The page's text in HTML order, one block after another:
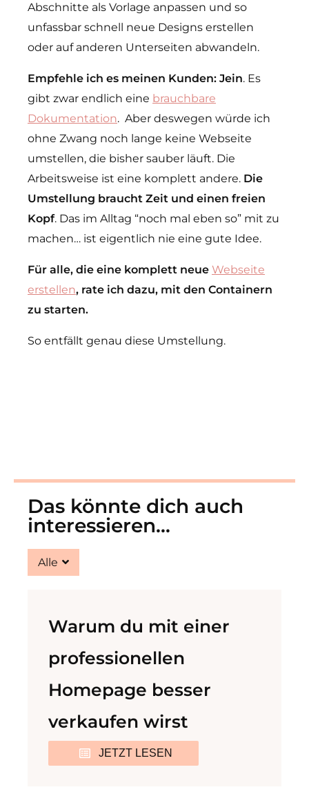
Abschnitte als Vorlage anpassen und so
unfassbar schnell neue Designs erstellen
oder auf anderen Unterseiten abwandeln.
Empfehle ich es meinen Kunden: Jein. Es
gibt zwar endlich eine brauchbare
Dokumentation. Aber deswegen würde ich
ohne Zwang noch lange keine Webseite
umstellen, die bisher sauber läuft. Die
Arbeitsweise ist eine komplett andere. Die
Umstellung braucht Zeit und einen freien
Kopf. Das im Alltag “noch mal eben so” mit zu
machen… ist eigentlich nie eine gute Idee.
Für alle, die eine komplett neue Webseite
erstellen, rate ich dazu, mit den Containern
zu starten.
So entfällt genau diese Umstellung.
Das könnte dich auch
interessieren...
Alle
Warum du mit einer
professionellen
Homepage besser
verkaufen wirst
JETZT LESEN